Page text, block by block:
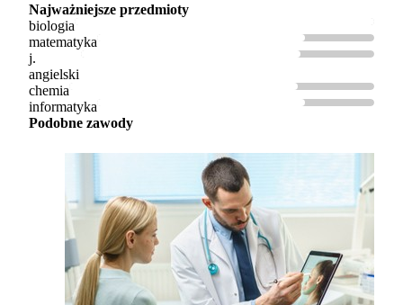
Najważniejsze przedmioty
biologia
matematyka
j.
angielski
chemia
informatyka
Podobne zawody